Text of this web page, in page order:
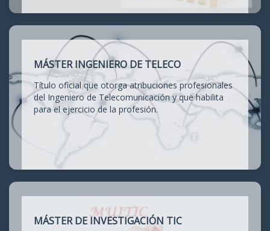
MÁSTER INGENIERO DE TELECO
Título oficial que otorga atribuciones profesionales
del Ingeniero de Telecomunicación y que habilita
para el ejercicio de la profesión.
MÁSTER DE INVESTIGACIÓN TIC